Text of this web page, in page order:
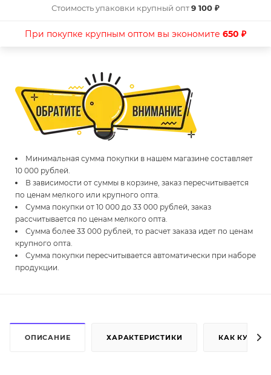
Стоимость упаковки крупный опт9 100 ₽
При покупке крупным оптом вы экономите 650 ₽
Минимальная сумма покупки в нашем магазине составляет
10 000 рублей.
В зависимости от суммы в корзине, заказ пересчитывается
по ценам мелкого или крупного опта.
Сумма покупки от 10 000 до 33 000 рублей, заказ
рассчитывается по ценам мелкого опта.
Сумма более 33 000 рублей, то расчет заказа идет по ценам
крупного опта.
Сумма покупки пересчитывается автоматически при наборе
продукции.
ОПИСАНИЕ ХАРАКТЕРИСТИКИ КАК КУПИТЬ